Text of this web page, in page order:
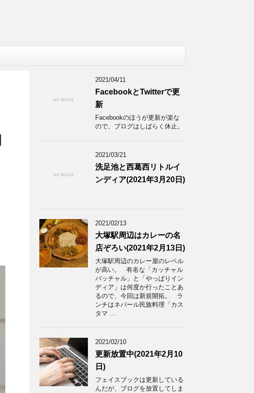
2021/04/11
FacebookとTwitterで更
新
Facebookのほうが更新が楽な
ので、ブログはしばらく休止。
2021/03/21
洗足池と西葛西リトルイ
ンディア(2021年3月20日)
2021/02/13
大塚駅周辺はカレーの名
店ぞろい(2021年2月13日)
大塚駅周辺のカレー屋のレベル
が高い。 有名な「カッチャル
バッチャル」と「やっぱりイン
ディア」は何度か行ったことあ
るので、今回は新規開拓。 ラ
ンチはネパール民族料理「カス
タマ …
2021/02/10
更新放置中(2021年2月10
日)
フェイスブックは更新している
んだが、ブログを放置してしま